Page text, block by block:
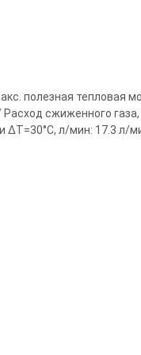
полезная тепловая
сжиженного
ΔТ=30°С, л/мин: 17.3 л/